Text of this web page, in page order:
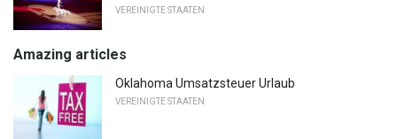
VEREINIGTE STAATEN
Amazing articles
Oklahoma Umsatzsteuer Urlaub
VEREINIGTE STAATEN